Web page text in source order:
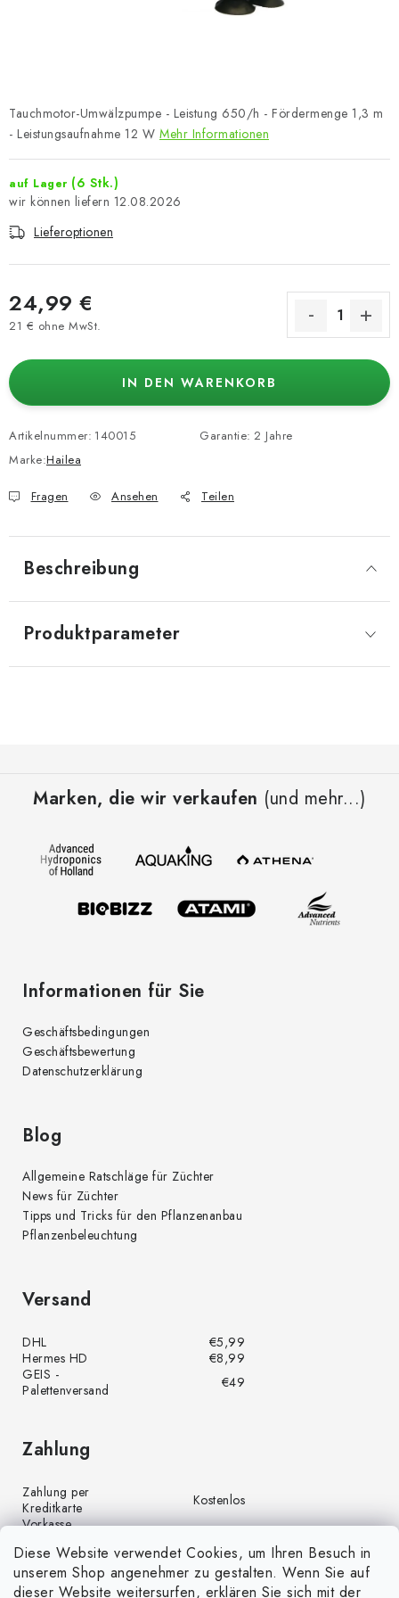
Diese Website verwendet Cookies, um Ihren Besuch in
unserem Shop angenehmer zu gestalten. Wenn Sie auf
dieser Website weitersurfen, erklären Sie sich mit der
Tauchmotor-Umwälzpumpe - Leistung 650/h - Fördermenge 1,3 m
- Leistungsaufnahme 12 W Mehr Informationen
auf Lager (6 Stk.)
12.08.2026
Lieferoptionen
24,99 €
21 € ohne MwSt.
IN DEN WARENKORB
Artikelnummer: 140015
Marke:Hailea
Garantie: 2 Jahre
Fragen Ansehen Teilen
Beschreibung
Produktparameter
Marken, die wir verkaufen (und mehr...)
Informationen für Sie
Geschäftsbedingungen
Geschäftsbewertung
Datenschutzerklärung
Blog
Allgemeine Ratschläge für Züchter
News für Züchter
Tipps und Tricks für den Pflanzenanbau
Pflanzenbeleuchtung
Versand
DHL
€5,99
Hermes HD
€8,99
GEIS -
Palettenversand
€49
Zahlung
Zahlung per
Kreditkarte
Kostenlos
Vorkasse
Zahlung per PayPal
Kostenlos
Nachnahme
€4,00